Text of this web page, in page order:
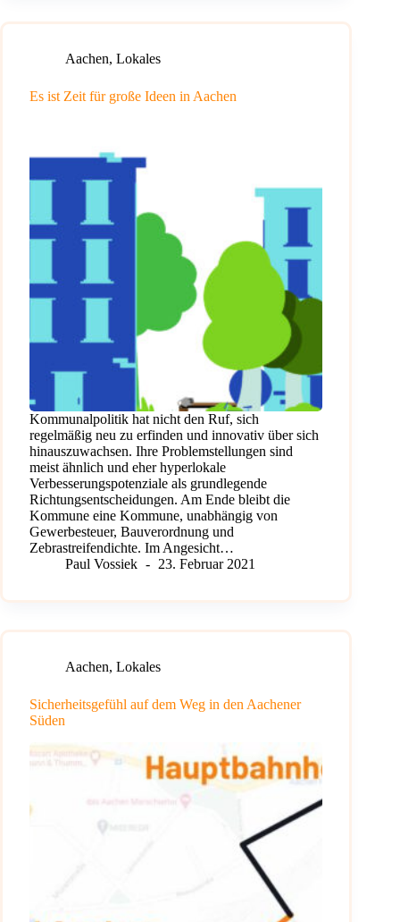
Aachen, Lokales
Es ist Zeit für große Ideen in Aachen
Kommunalpolitik hat nicht den Ruf, sich
regelmäßig neu zu erfinden und innovativ über sich
hinauszuwachsen. Ihre Problemstellungen sind
meist ähnlich und eher hyperlokale
Verbesserungspotenziale als grundlegende
Richtungsentscheidungen. Am Ende bleibt die
Kommune eine Kommune, unabhängig von
Gewerbesteuer, Bauverordnung und
Zebrastreifendichte. Im Angesicht…
Paul Vossiek
23. Februar 2021
Aachen, Lokales
Sicherheitsgefühl auf dem Weg in den Aachener
Süden